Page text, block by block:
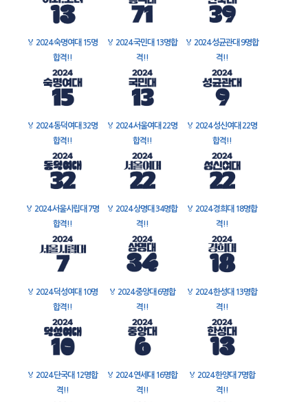
🏅 2024 숙명여대 15명
합격!!
🏅 2024 국민대 13명합
격!!
🏅 2024 성균관대 9명합
격!!
🏅 2024 동덕여대 32명
합격!!
🏅 2024 서울여대 22명
합격!!
🏅 2024 성신여대 22명
합격!!
🏅 2024 서울시립대 7명
합격!!
🏅 2024 상명대 34명합
격!!
🏅 2024 경희대 18명합
격!!
🏅 2024 덕성여대 10명
합격!!
🏅 2024 중앙대 6명합
격!!
🏅 2024 한성대 13명합
격!!
🏅 2024 단국대 12명합
격!!
🏅 2024 연세대 16명합
격!!
🏅 2024 한양대 7명합
격!!